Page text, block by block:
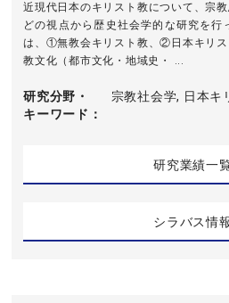
近現代日本のキリスト教について、宗
どの視点から歴史社会学的な研究を行
は、①無教会キリスト教、②日本キリ
教文化（都市文化・地域史・ ...
研究分野・
キーワード
宗教社会学, 日本キ
研究業績一
シラバス情